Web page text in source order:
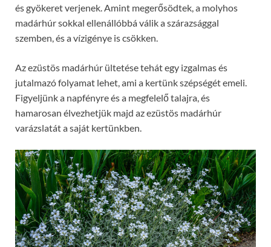
és gyökeret verjenek. Amint megerősödtek, a molyhos
madárhúr sokkal ellenállóbbá válik a szárazsággal
szemben, és a vízigénye is csökken.
Az ezüstös madárhúr ültetése tehát egy izgalmas és
jutalmazó folyamat lehet, ami a kertünk szépségét emeli.
Figyeljünk a napfényre és a megfelelő talajra, és
hamarosan élvezhetjük majd az ezüstös madárhúr
varázslatát a saját kertünkben.